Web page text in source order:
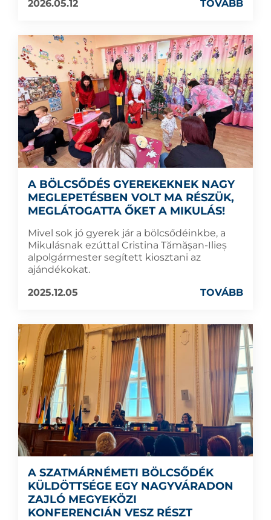
2026.05.12 TOVÁBB
A BÖLCSŐDÉS GYEREKEKNEK NAGY
MEGLEPETÉSBEN VOLT MA RÉSZÜK,
MEGLÁTOGATTA ŐKET A MIKULÁS!
Mivel sok jó gyerek jár a bölcsődéinkbe, a
Mikulásnak ezúttal Cristina Tămășan-Ilieș
alpolgármester segített kiosztani az
ajándékokat.
2025.12.05
TOVÁBB
A SZATMÁRNÉMETI BÖLCSŐDÉK
KÜLDÖTTSÉGE EGY NAGYVÁRADON
ZAJLÓ MEGYEKÖZI
KONFERENCIÁN VESZ RÉSZT